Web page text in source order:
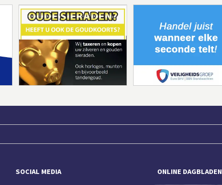
SOCIAL MEDIA ONLINE DAGBLADEN